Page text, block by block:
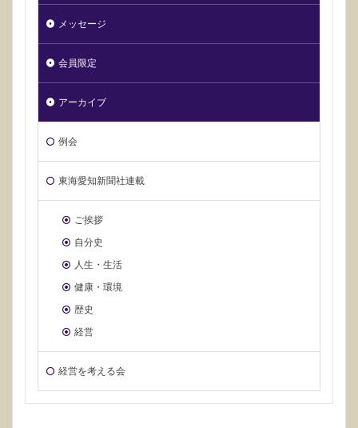
メッセージ
会員限定
アーカイブ
例会
東海愛知新聞社連載
ご挨拶
自分史
人生・生活
健康・環境
歴史
経営
経営を考える会